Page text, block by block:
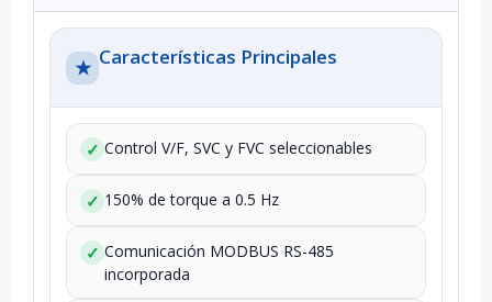
★ Características Principales
✓ Control V/F, SVC y FVC seleccionables
✓ 150% de torque a 0.5 Hz
✓ Comunicación MODBUS RS-485
incorporada